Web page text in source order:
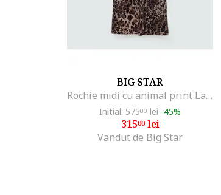
BIG STAR
Rochie midi cu animal print Larisa 804
Initial: 57500 lei -45%
31500lei
Vandut de Big Star